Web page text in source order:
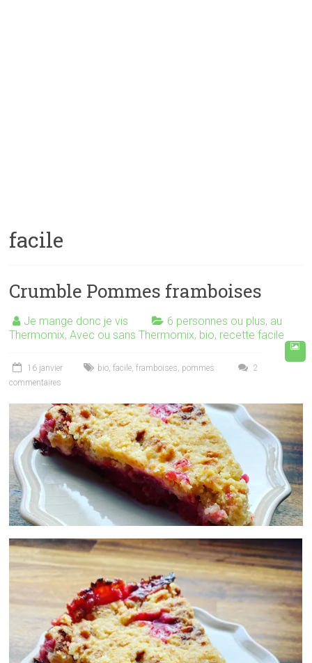
facile
Crumble Pommes framboises
Je mange donc je vis 6 personnes ou plus, au
Thermomix,Avec ou sans Thermomix, bio, recette facile
16 janvier bio,facile,framboises, pommes
2
commentaires